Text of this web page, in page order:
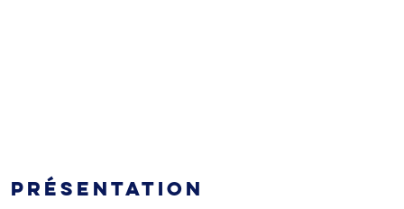
PRÉSENTATION